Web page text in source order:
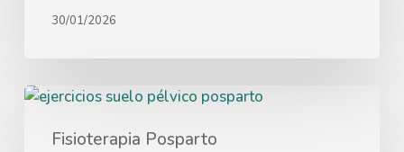
30/01/2026
Fisioterapia Posparto